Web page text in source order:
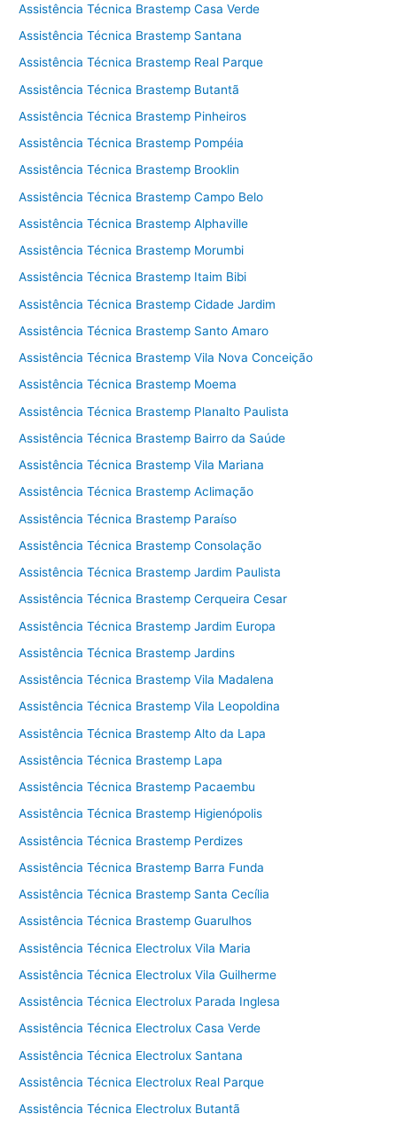
Assistência Técnica Brastemp Casa Verde
Assistência Técnica Brastemp Santana
Assistência Técnica Brastemp Real Parque
Assistência Técnica Brastemp Butantã
Assistência Técnica Brastemp Pinheiros
Assistência Técnica Brastemp Pompéia
Assistência Técnica Brastemp Brooklin
Assistência Técnica Brastemp Campo Belo
Assistência Técnica Brastemp Alphaville
Assistência Técnica Brastemp Morumbi
Assistência Técnica Brastemp Itaim Bibi
Assistência Técnica Brastemp Cidade Jardim
Assistência Técnica Brastemp Santo Amaro
Assistência Técnica Brastemp Vila Nova Conceição
Assistência Técnica Brastemp Moema
Assistência Técnica Brastemp Planalto Paulista
Assistência Técnica Brastemp Bairro da Saúde
Assistência Técnica Brastemp Vila Mariana
Assistência Técnica Brastemp Aclimação
Assistência Técnica Brastemp Paraíso
Assistência Técnica Brastemp Consolação
Assistência Técnica Brastemp Jardim Paulista
Assistência Técnica Brastemp Cerqueira Cesar
Assistência Técnica Brastemp Jardim Europa
Assistência Técnica Brastemp Jardins
Assistência Técnica Brastemp Vila Madalena
Assistência Técnica Brastemp Vila Leopoldina
Assistência Técnica Brastemp Alto da Lapa
Assistência Técnica Brastemp Lapa
Assistência Técnica Brastemp Pacaembu
Assistência Técnica Brastemp Higienópolis
Assistência Técnica Brastemp Perdizes
Assistência Técnica Brastemp Barra Funda
Assistência Técnica Brastemp Santa Cecília
Assistência Técnica Brastemp Guarulhos
Assistência Técnica Electrolux Vila Maria
Assistência Técnica Electrolux Vila Guilherme
Assistência Técnica Electrolux Parada Inglesa
Assistência Técnica Electrolux Casa Verde
Assistência Técnica Electrolux Santana
Assistência Técnica Electrolux Real Parque
Assistência Técnica Electrolux Butantã